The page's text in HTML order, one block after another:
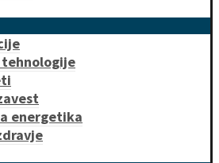
tehnologije
energetika